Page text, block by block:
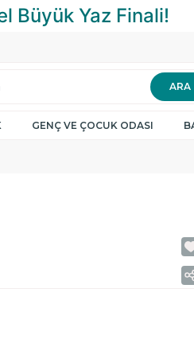
ARA
GENÇ VE ÇOCUK ODASI